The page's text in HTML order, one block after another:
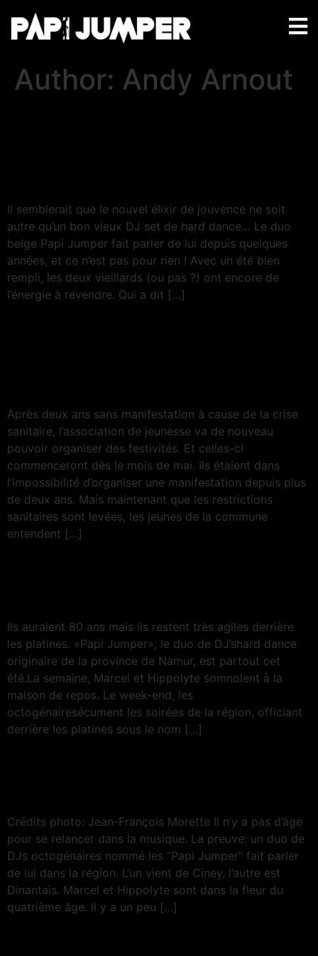
Author: Andy Arnout
Il semblerait que le nouvel élixir de jouvence ne soit
autre qu’un bon vieux DJ set de hard dance… Le duo
belge Papi Jumper fait parler de lui depuis quelques
années, et ce n’est pas pour rien ! Avec un été bien
rempli, les deux vieillards (ou pas ?) ont encore de
l’énergie à revendre. Qui a dit […]
Après deux ans sans manifestation à cause de la crise
sanitaire, l’association de jeunesse va de nouveau
pouvoir organiser des festivités. Et celles-ci
commenceront dès le mois de mai. Ils étaient dans
l’impossibilité d’organiser une manifestation depuis plus
de deux ans. Mais maintenant que les restrictions
sanitaires sont levées, les jeunes de la commune
entendent […]
Ils auraient 80 ans mais ils restent très agiles derrière
les platines. «Papi Jumper», le duo de DJ’shard dance
originaire de la province de Namur, est partout cet
été.La semaine, Marcel et Hippolyte somnolent à la
maison de repos. Le week-end, les
octogénairesécument les soirées de la région, officiant
derrière les platines sous le nom […]
Crédits photo: Jean-François Morette Il n’y a pas d’âge
pour se relancer dans la musique. La preuve: un duo de
DJs octogénaires nommé les “Papi Jumper” fait parler
de lui dans la région. L’un vient de Ciney, l’autre est
Dinantais. Marcel et Hippolyte sont dans la fleur du
quatrième âge. Il y a un peu […]